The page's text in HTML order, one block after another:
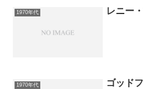
1970年代 レニー
1970年代 ゴッド